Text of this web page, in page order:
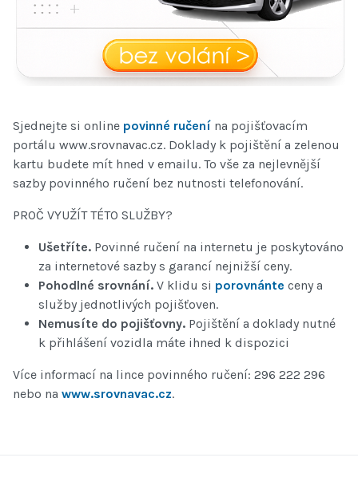
Sjednejte si online povinné ručení na pojišťovacím
portálu www.srovnavac.cz. Doklady k pojištění a zelenou
kartu budete mít hned v emailu. To vše za nejlevnější
sazby povinného ručení bez nutnosti telefonování.
PROČ VYUŽÍT TÉTO SLUŽBY?
Ušetříte. Povinné ručení na internetu je poskytováno
za internetové sazby s garancí nejnižší ceny.
Pohodlné srovnání. V klidu si porovnánte ceny a
služby jednotlivých pojišťoven.
Nemusíte do pojišťovny. Pojištění a doklady nutné
k přihlášení vozidla máte ihned k dispozici
Více informací na lince povinného ručení: 296 222 296
nebo na www.srovnavac.cz.